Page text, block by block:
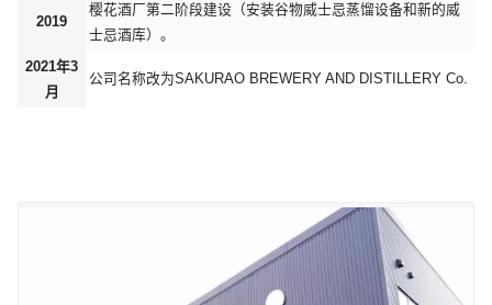
2019
樱花酒厂第二阶段建设（安装谷物威士忌蒸馏设备和新的威
士忌酒库）。
2021年3
月
公司名称改为SAKURAO BREWERY AND DISTILLERY Co.